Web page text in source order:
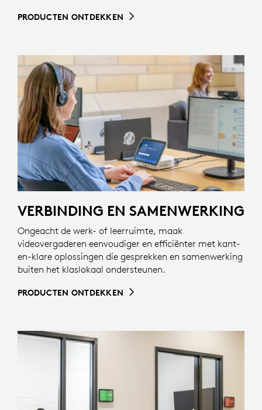
PRODUCTEN ONTDEKKEN
VERBINDING EN SAMENWERKING
Ongeacht de werk- of leerruimte, maak
videovergaderen eenvoudiger en efficiënter met kant-
en-klare oplossingen die gesprekken en samenwerking
buiten het klaslokaal ondersteunen.
PRODUCTEN ONTDEKKEN